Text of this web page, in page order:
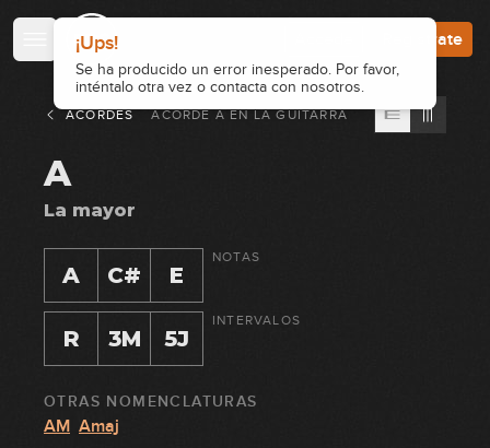
Regístrate
ACORDES ACORDE A EN LA GUITARRA
A
La mayor
A C# E
NOTAS
R 3M 5J
INTERVALOS
OTRAS NOMENCLATURAS
AM Amaj